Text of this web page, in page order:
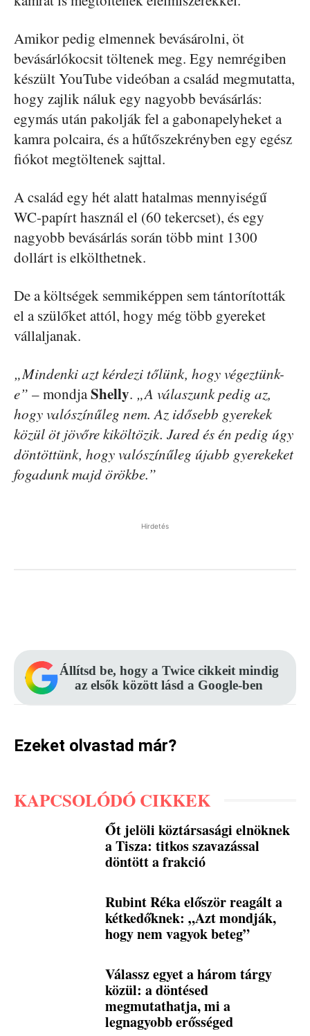
Amikor pedig elmennek bevásárolni, öt
bevásárlókocsit töltenek meg. Egy nemrégiben
készült YouTube videóban a család megmutatta,
hogy zajlik náluk egy nagyobb bevásárlás:
egymás után pakolják fel a gabonapelyheket a
kamra polcaira, és a hűtőszekrényben egy egész
fiókot megtöltenek sajttal.
A család egy hét alatt hatalmas mennyiségű
WC-papírt használ el (60 tekercset), és egy
nagyobb bevásárlás során több mint 1300
dollárt is elkölthetnek.
De a költségek semmiképpen sem tántorították
el a szülőket attól, hogy még több gyereket
vállaljanak.
„Mindenki azt kérdezi tőlünk, hogy végeztünk-
e” – mondjaShelly. „A válaszunk pedig az,
hogy valószínűleg nem. Az idősebb gyerekek
közül öt jövőre kiköltözik. Jared és én pedig úgy
döntöttünk, hogy valószínűleg újabb gyerekeket
fogadunk majd örökbe.”
Hirdetés
Állítsd be, hogy a Twice cikkeit mindig
az elsők között lásd a Google-ben
Ezeket olvastad már?
KAPCSOLÓDÓ CIKKEK
Őt jelöli köztársasági elnöknek
a Tisza: titkos szavazással
döntött a frakció
Rubint Réka először reagált a
kétkedőknek: „Azt mondják,
hogy nem vagyok beteg”
Válassz egyet a három tárgy
közül: a döntésed
megmutathatja, mi a
legnagyobb erősséged